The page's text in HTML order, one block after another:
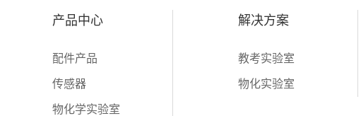
产品中心
配件产品
传感器
物化学实验室
解决方案
教考实验室
物化实验室